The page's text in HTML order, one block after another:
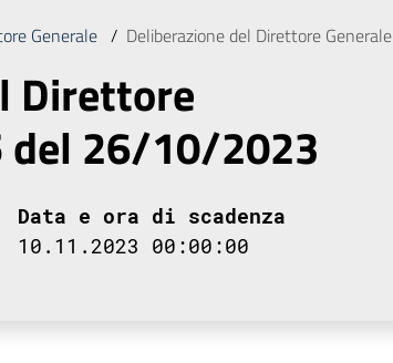
Generale / Deliberazione del Direttore
Direttore
del 26/10/2023
Data e ora di scadenza
10.11.2023 00:00:00